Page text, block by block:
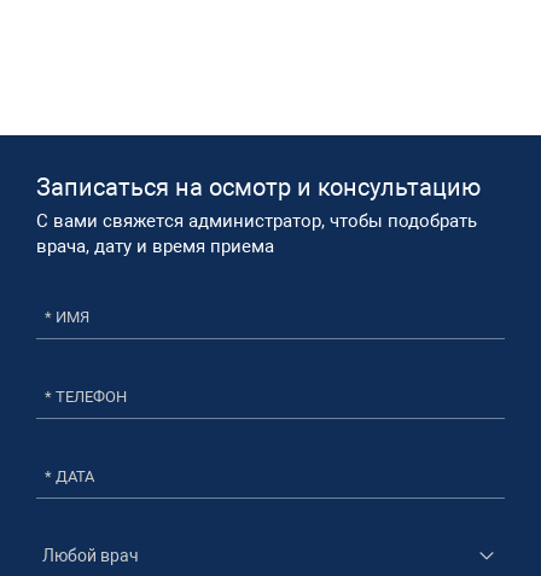
Записаться на осмотр и консультацию​
С вами свяжется администратор, чтобы подобрать
врача, дату и время приема​
* ДАТА